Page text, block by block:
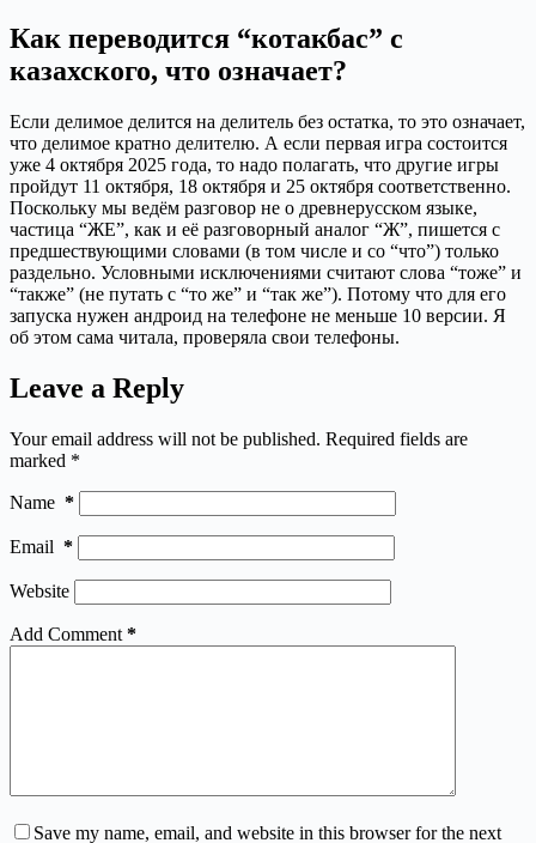
Как переводится “котакбас” с
казахского, что означает?
Если делимое делится на делитель без остатка, то это означает,
что делимое кратно делителю. А если первая игра состоится
уже 4 октября 2025 года, то надо полагать, что другие игры
пройдут 11 октября, 18 октября и 25 октября соответственно.
Поскольку мы ведём разговор не о древнерусском языке,
частица “ЖЕ”, как и её разговорный аналог “Ж”, пишется с
предшествующими словами (в том числе и со “что”) только
раздельно. Условными исключениями считают слова “тоже” и
“также” (не путать с “то же” и “так же”). Потому что для его
запуска нужен андроид на телефоне не меньше 10 версии. Я
об этом сама читала, проверяла свои телефоны.
Leave a Reply
Your email address will not be published. Required fields are
marked *
Name *
Email *
Website
Add Comment *
Save my name, email, and website in this browser for the next